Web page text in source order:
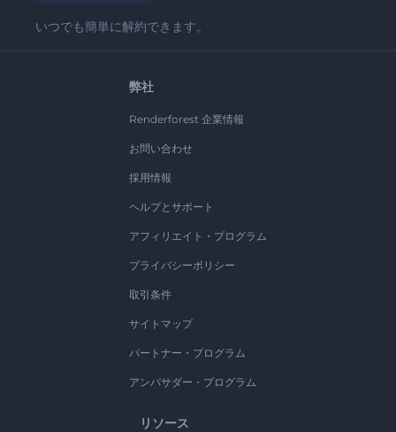
いつでも簡単に解約できます。
弊社
Renderforest 企業情報
お問い合わせ
採用情報
ヘルプとサポート
アフィリエイト・プログラム
プライバシーポリシー
取引条件
サイトマップ
パートナー・プログラム
アンバサダー・プログラム
リソース